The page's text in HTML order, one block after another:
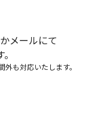
メールにて
も対応いたします。